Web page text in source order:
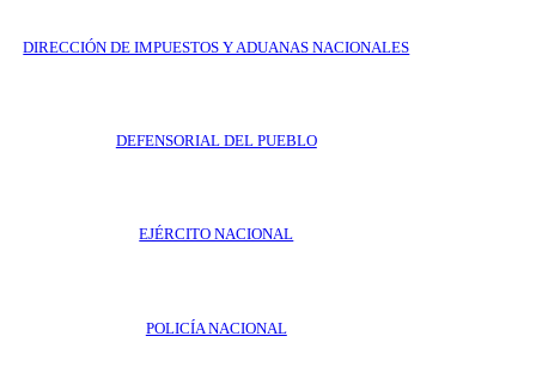
DIRECCIÓN DE IMPUESTOS Y ADUANAS NACIONALES
DEFENSORIAL DEL PUEBLO
EJÉRCITO NACIONAL
POLICÍA NACIONAL